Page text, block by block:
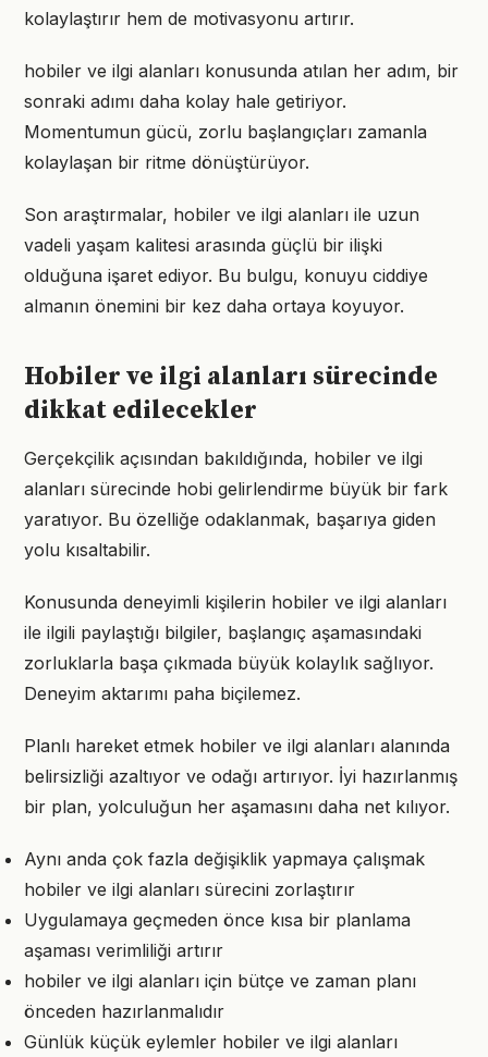
kolaylaştırır hem de motivasyonu artırır.
hobiler ve ilgi alanları konusunda atılan her adım, bir
sonraki adımı daha kolay hale getiriyor.
Momentumun gücü, zorlu başlangıçları zamanla
kolaylaşan bir ritme dönüştürüyor.
Son araştırmalar, hobiler ve ilgi alanları ile uzun
vadeli yaşam kalitesi arasında güçlü bir ilişki
olduğuna işaret ediyor. Bu bulgu, konuyu ciddiye
almanın önemini bir kez daha ortaya koyuyor.
Hobiler ve ilgi alanları sürecinde
dikkat edilecekler
Gerçekçilik açısından bakıldığında, hobiler ve ilgi
alanları sürecinde hobi gelirlendirme büyük bir fark
yaratıyor. Bu özelliğe odaklanmak, başarıya giden
yolu kısaltabilir.
Konusunda deneyimli kişilerin hobiler ve ilgi alanları
ile ilgili paylaştığı bilgiler, başlangıç aşamasındaki
zorluklarla başa çıkmada büyük kolaylık sağlıyor.
Deneyim aktarımı paha biçilemez.
Planlı hareket etmek hobiler ve ilgi alanları alanında
belirsizliği azaltıyor ve odağı artırıyor. İyi hazırlanmış
bir plan, yolculuğun her aşamasını daha net kılıyor.
Aynı anda çok fazla değişiklik yapmaya çalışmak
hobiler ve ilgi alanları sürecini zorlaştırır
Uygulamaya geçmeden önce kısa bir planlama
aşaması verimliliği artırır
hobiler ve ilgi alanları için bütçe ve zaman planı
önceden hazırlanmalıdır
Günlük küçük eylemler hobiler ve ilgi alanları